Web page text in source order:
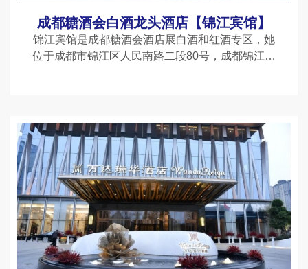
成都糖酒会白酒龙头酒店【锦江宾馆】
锦江宾馆是成都糖酒会酒店展白酒和红酒专区，她
位于成都市锦江区人民南路二段80号，成都锦江河